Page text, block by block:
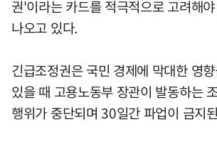
권'이라는 카드를 적극적으로 고려해
나오고 있다.
긴급조정권은 국민 경제에 막대한 영
있을 때 고용노동부 장관이 발동하는
행위가 중단되며 30일간 파업이 금지